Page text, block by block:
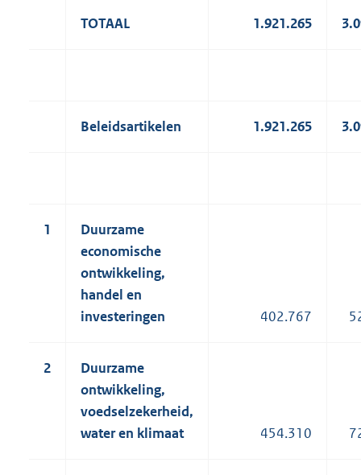
TOTAAL 1.921.265
Beleidsartikelen 1.921.265
1
Duurzame
economische
ontwikkeling,
handel en
investeringen
402.767
2
Duurzame
ontwikkeling,
voedselzekerheid,
water en klimaat
454.310